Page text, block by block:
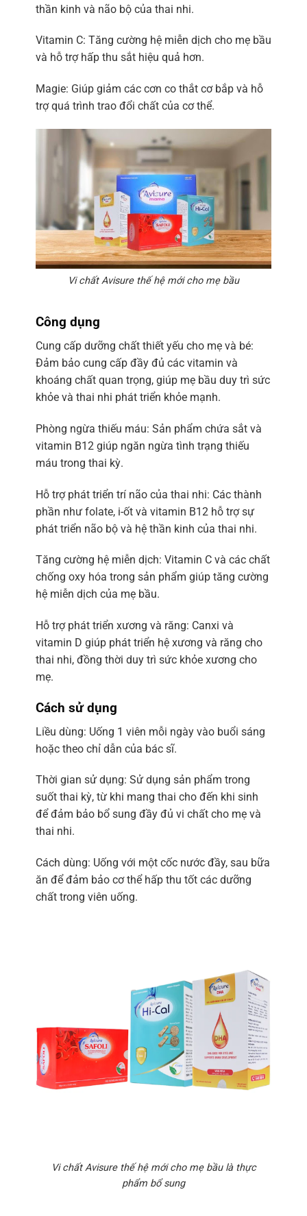
thần kinh và não bộ của thai nhi.
Vitamin C: Tăng cường hệ miễn dịch cho mẹ bầu
và hỗ trợ hấp thu sắt hiệu quả hơn.
Magie: Giúp giảm các cơn co thắt cơ bắp và hỗ
trợ quá trình trao đổi chất của cơ thể.
Vi chất Avisure thế hệ mới cho mẹ bầu
Công dụng
Cung cấp dưỡng chất thiết yếu cho mẹ và bé:
Đảm bảo cung cấp đầy đủ các vitamin và
khoáng chất quan trọng, giúp mẹ bầu duy trì sức
khỏe và thai nhi phát triển khỏe mạnh.
Phòng ngừa thiếu máu: Sản phẩm chứa sắt và
vitamin B12 giúp ngăn ngừa tình trạng thiếu
máu trong thai kỳ.
Hỗ trợ phát triển trí não của thai nhi: Các thành
phần như folate, i-ốt và vitamin B12 hỗ trợ sự
phát triển não bộ và hệ thần kinh của thai nhi.
Tăng cường hệ miễn dịch: Vitamin C và các chất
chống oxy hóa trong sản phẩm giúp tăng cường
hệ miễn dịch của mẹ bầu.
Hỗ trợ phát triển xương và răng: Canxi và
vitamin D giúp phát triển hệ xương và răng cho
thai nhi, đồng thời duy trì sức khỏe xương cho
mẹ.
Cách sử dụng
Liều dùng: Uống 1 viên mỗi ngày vào buổi sáng
hoặc theo chỉ dẫn của bác sĩ.
Thời gian sử dụng: Sử dụng sản phẩm trong
suốt thai kỳ, từ khi mang thai cho đến khi sinh
để đảm bảo bổ sung đầy đủ vi chất cho mẹ và
thai nhi.
Cách dùng: Uống với một cốc nước đầy, sau bữa
ăn để đảm bảo cơ thể hấp thu tốt các dưỡng
chất trong viên uống.
Vi chất Avisure thế hệ mới cho mẹ bầu là thực
phẩm bổ sung